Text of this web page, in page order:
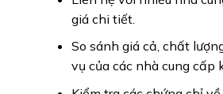
giá chi tiết.
So sánh giá cả, chất
vụ của các nhà cung cấp